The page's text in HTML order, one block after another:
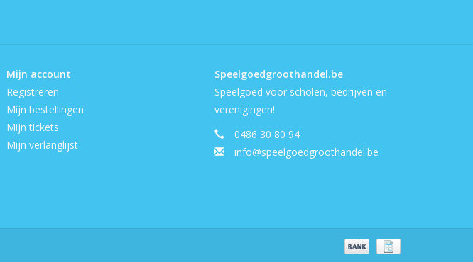
Mijn account
Registreren
Mijn bestellingen
Mijn tickets
Mijn verlanglijst
Speelgoedgroothandel.be
Speelgoed voor scholen, bedrijven en
verenigingen!
0486 30 80 94
info@speelgoedgroothandel.be